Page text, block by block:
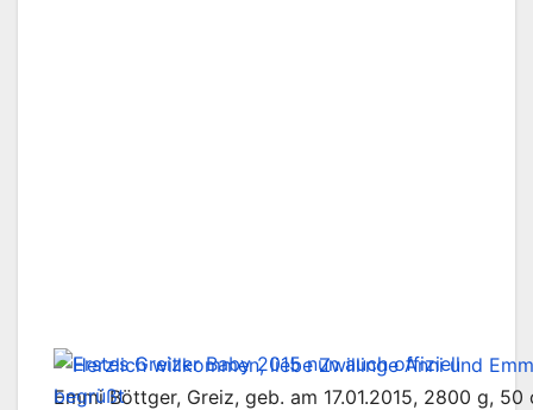
Emmi Böttger, Greiz, geb. am 17.01.2015, 2800 g,